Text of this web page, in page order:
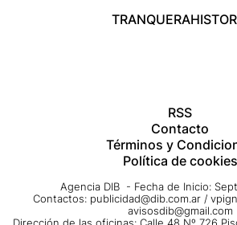
TRANQUERA
RSS
Contacto
Términos y
Política de cookies
Agencia DIB - Fecha de Inicio:
Contactos: publicidad@dib.com.ar /
avisosdib@gmail.com